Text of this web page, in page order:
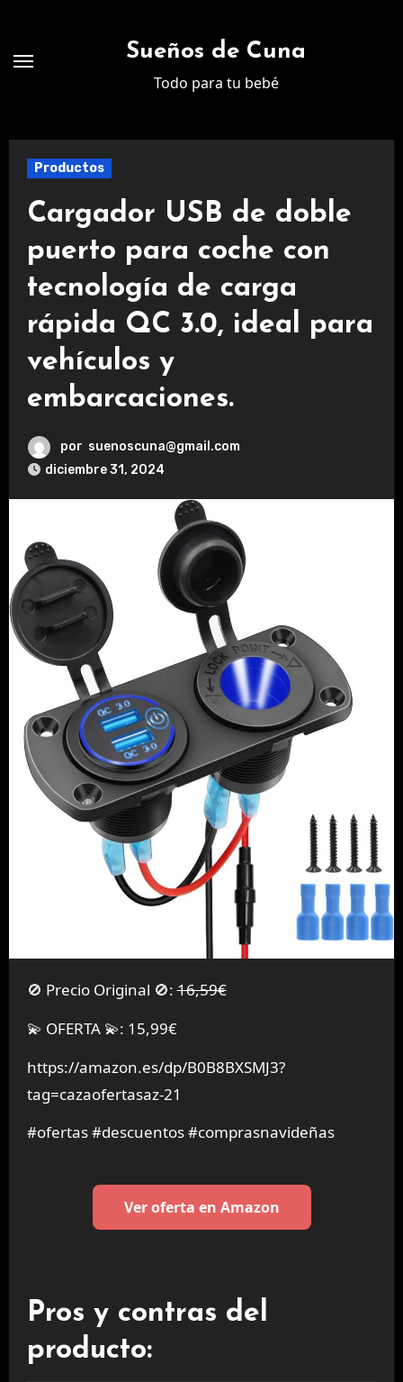
contenido
Sueños de Cuna
Todo para tu bebé
Productos
Cargador USB de doble
puerto para coche con
tecnología de carga
rápida QC 3.0, ideal para
vehículos y
embarcaciones.
por suenoscuna@gmail.com
diciembre 31, 2024
🚫 Precio Original 🚫:16,59€
💫 OFERTA 💫: 15,99€
https://amazon.es/dp/B0B8BXSMJ3?
tag=cazaofertasaz-21
#ofertas #descuentos #comprasnavideñas
Ver oferta en Amazon
Pros y contras del
producto: